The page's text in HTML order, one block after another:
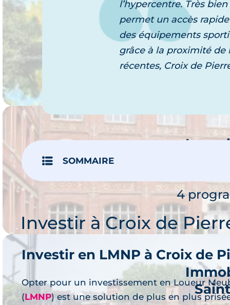
Je
4
4
Je
l’hypercentre. Très
permet un accès
des équipements
grâce à la proximité de
récentes, Croix de
SOMMAIRE
Investir à Croix de
Investir en LMNP à Croix de
Opter pour un investissement en Loueur
(LMNP) est une solution de plus en plus